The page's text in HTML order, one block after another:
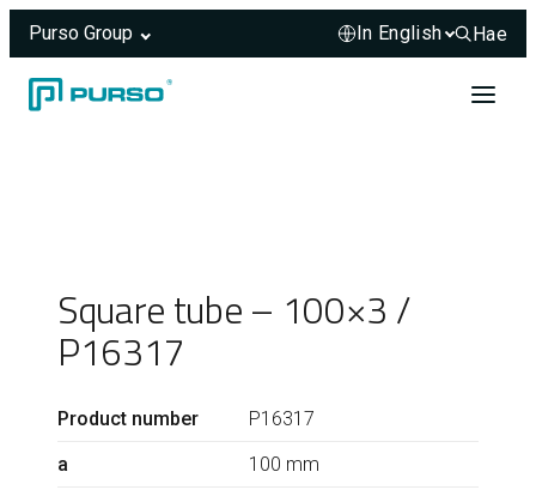
Purso Group
Hae
Hae
Square tube – 100×3 /
P16317
Product number
P16317
a
100 mm